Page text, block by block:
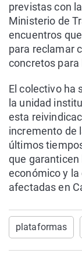
previstas con
Ministerio de
encuentros
para reclamar
concretos para
El colectivo ha
la unidad
esta
incremento de
últimos
que garanticen
económico y
afectadas en
plataformas